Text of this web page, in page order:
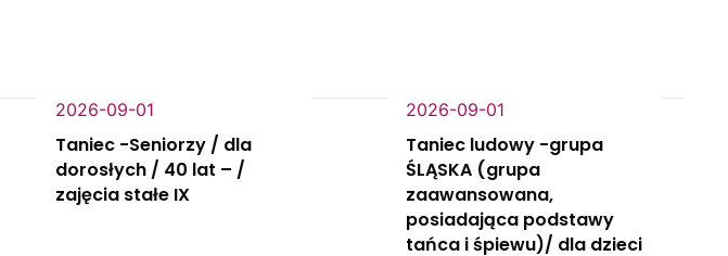
2026-09-01
Taniec -Seniorzy / dla
dorosłych / 40 lat – /
zajęcia stałe IX
2026-09-01
Taniec ludowy -grupa
ŚLĄSKA (grupa
zaawansowana,
posiadająca podstawy
tańca i śpiewu)/ dla dzieci